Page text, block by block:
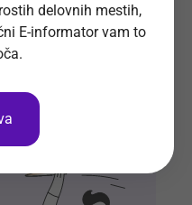
direktno na
delovnih mestih,
E-informator vam to